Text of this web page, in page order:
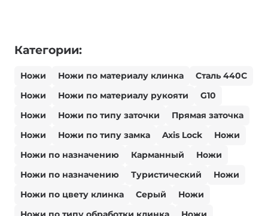
Категории:
Ножи Ножи по материалу клинка
Сталь 440С
Ножи
Ножи по материалу рукояти
G10
Ножи
Ножи по типу заточки
Прямая заточка
Ножи
Ножи по типу замка Axis Lock
Ножи
Ножи по назначению
Карманный
Ножи
Ножи по назначению
Туристический
Ножи
Ножи по цвету клинка
Серый
Ножи